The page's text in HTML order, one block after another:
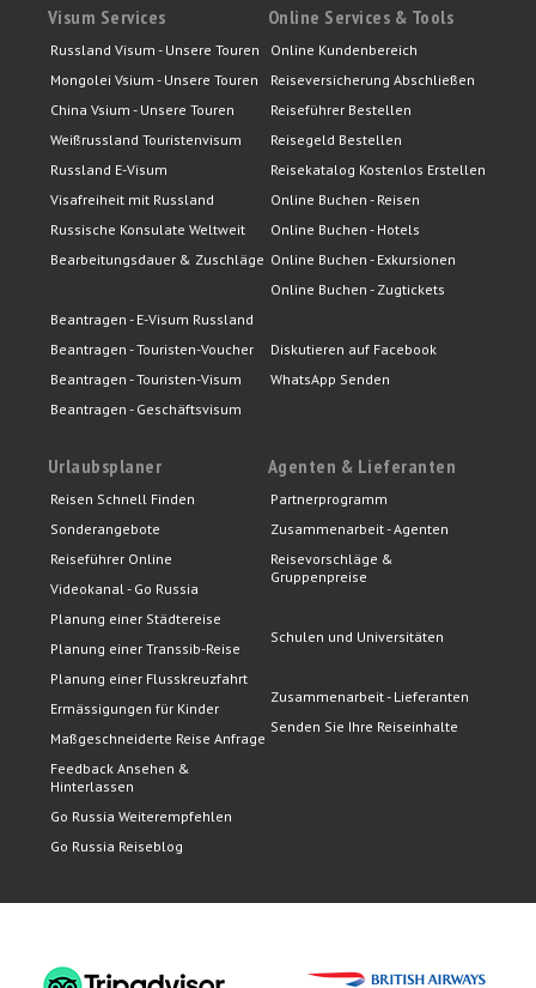
Visum Services
Russland Visum - Unsere Touren
Mongolei Vsium - Unsere Touren
China Vsium - Unsere Touren
Weißrussland Touristenvisum
Russland E-Visum
Visafreiheit mit Russland
Russische Konsulate Weltweit
Bearbeitungsdauer & Zuschläge
Beantragen - E-Visum Russland
Beantragen - Touristen-Voucher
Beantragen - Touristen-Visum
Beantragen - Geschäftsvisum
Online Services & Tools
Online Kundenbereich
Reiseversicherung Abschließen
Reiseführer Bestellen
Reisegeld Bestellen
Reisekatalog Kostenlos Erstellen
Online Buchen - Reisen
Online Buchen - Hotels
Online Buchen - Exkursionen
Online Buchen - Zugtickets
Diskutieren auf Facebook
WhatsApp Senden
Urlaubsplaner
Reisen Schnell Finden
Sonderangebote
Reiseführer Online
Videokanal - Go Russia
Planung einer Städtereise
Planung einer Transsib-Reise
Planung einer Flusskreuzfahrt
Ermässigungen für Kinder
Maßgeschneiderte Reise Anfrage
Feedback Ansehen &
Hinterlassen
Go Russia Weiterempfehlen
Go Russia Reiseblog
Agenten & Lieferanten
Partnerprogramm
Zusammenarbeit - Agenten
Reisevorschläge &
Gruppenpreise
Schulen und Universitäten
Zusammenarbeit - Lieferanten
Senden Sie Ihre Reiseinhalte